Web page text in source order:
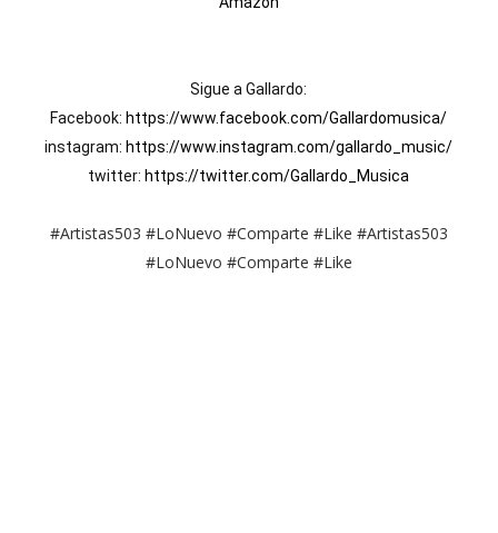
Sigue a Gallardo:
Facebook: https://www.facebook.com/Gallardomusica/
instagram: https://www.instagram.com/gallardo_music/
twitter: https://twitter.com/Gallardo_Musica
#Artistas503 #LoNuevo #Comparte #Like #Artistas503
#LoNuevo #Comparte #Like